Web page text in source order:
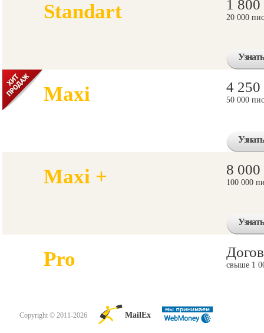
Standart 1 800
20 000
Maxi 4 250
50 000
Maxi + 8 000
100 000
Pro свыше 1
Copyright © 2011-2026 MailEx